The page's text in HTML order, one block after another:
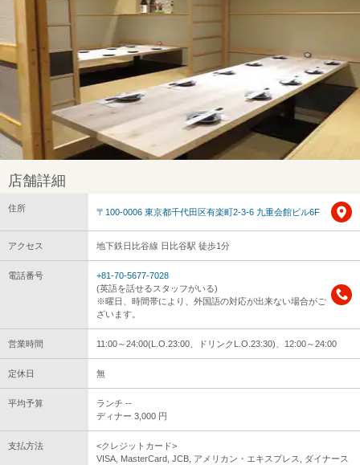
店舗詳細
住所 〒100-0006 東京都千代田区有楽町2-3-6 九重会館ビル6F
アクセス 地下鉄日比谷線 日比谷駅 徒歩1分
電話番号
+81-70-5677-7028
(英語を話せるスタッフがいる)
※曜日、時間帯により、外国語の対応が出来ない場合がご
ざいます。
営業時間 11:00～24:00(L.O.23:00、ドリンクL.O.23:30)、12:00～24:00
定休日 無
平均予算
ランチ --
ディナー 3,000 円
支払方法
<クレジットカード>
VISA, MasterCard, JCB, アメリカン・エキスプレス, ダイナース